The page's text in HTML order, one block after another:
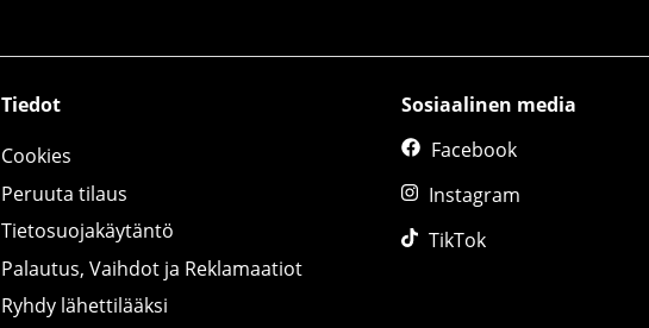
Tiedot
Cookies
Peruuta tilaus
Tietosuojakäytäntö
Palautus, Vaihdot ja Reklamaatiot
Ryhdy lähettilääksi
Sosiaalinen media
Facebook
Instagram
TikTok